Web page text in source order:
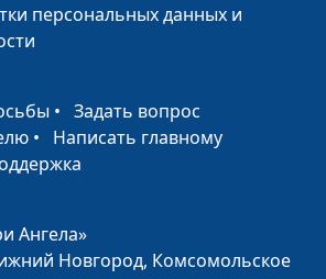
9:1-33
Кириченко
иди и не
по Иоанну 8:2-
Он хлеб жизни.
6:35-51
Евангелие
Кириченко
персональных данных и
• Задать вопрос
• Написать главному
Ангела»
Новгород, Комсомольское